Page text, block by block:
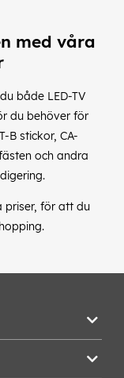
med våra
både LED-TV
du behöver för
B stickor, CA-
och andra
priser, för att du